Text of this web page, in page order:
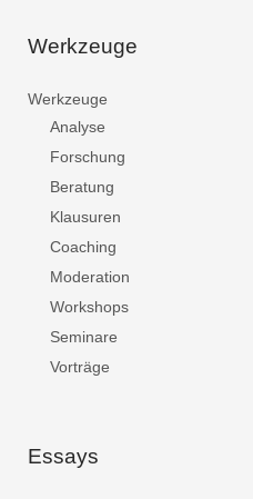
Werkzeuge
Werkzeuge
Analyse
Forschung
Beratung
Klausuren
Coaching
Moderation
Workshops
Seminare
Vorträge
Essays